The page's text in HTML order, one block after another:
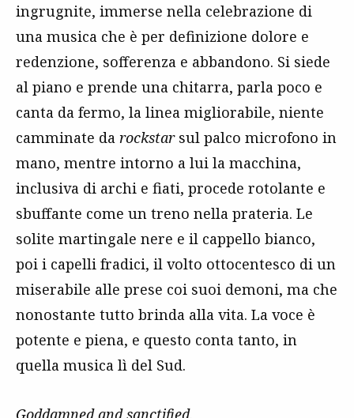
ingrugnite, immerse nella celebrazione di
una musica che è per definizione dolore e
redenzione, sofferenza e abbandono. Si siede
al piano e prende una chitarra, parla poco e
canta da fermo, la linea migliorabile, niente
camminate da rockstarsul palco microfono in
mano, mentre intorno a lui la macchina,
inclusiva di archi e fiati, procede rotolante e
sbuffante come un treno nella prateria. Le
solite martingale nere e il cappello bianco,
poi i capelli fradici, il volto ottocentesco di un
miserabile alle prese coi suoi demoni, ma che
nonostante tutto brinda alla vita. La voce è
potente e piena, e questo conta tanto, in
quella musica lì del Sud.
Goddamned and sanctified.